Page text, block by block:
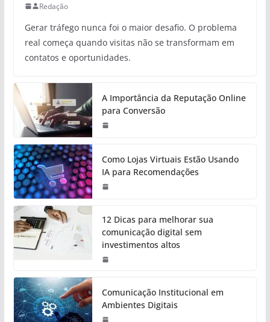
Redação
Gerar tráfego nunca foi o maior desafio. O problema
real começa quando visitas não se transformam em
contatos e oportunidades.
A Importância da Reputação Online
para Conversão
Como Lojas Virtuais Estão Usando
IA para Recomendações
12 Dicas para melhorar sua
comunicação digital sem
investimentos altos
Comunicação Institucional em
Ambientes Digitais